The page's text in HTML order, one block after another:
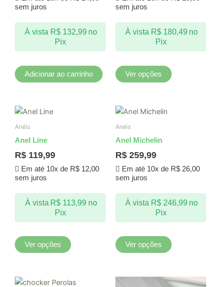
sem juros
À vista R$132,99 no
Pix
Adicionar ao carrinho
sem juros
À vista R$180,49 no
Pix
Ver opções
podem
ser
página
Anéis
Anel Line
R$ 119,99
Em até 10x de R$12,00
sem juros
À vista R$ 113,99 no
Pix
Ver opções
As
podem
ser
página
Anéis
Anel Michelin
R$ 259,99
Em até 10x de R$26,00
sem juros
À vista R$246,99 no
Pix
Ver opções
As
podem
ser
página
Este